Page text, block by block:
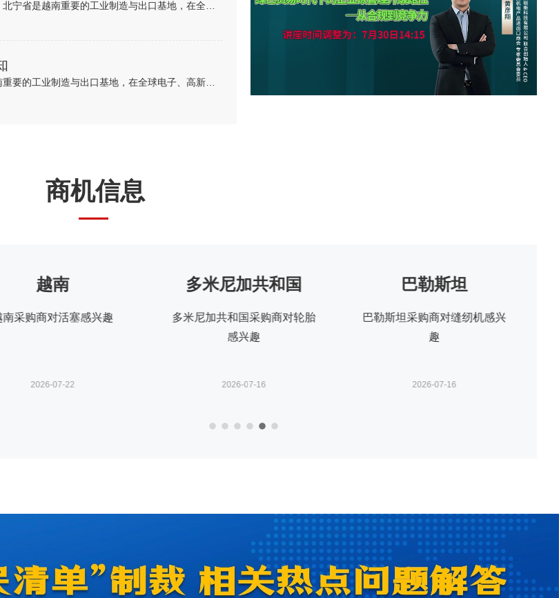
商机信息
多米尼加共和国
尼加共和国采购商对轮胎
2026-07-16
巴勒斯坦
巴勒斯坦采购商对缝纫机感兴
趣
2026-07-16
埃塞俄比亚
埃塞俄比亚采购商对汽车感兴
趣
2026-07-16